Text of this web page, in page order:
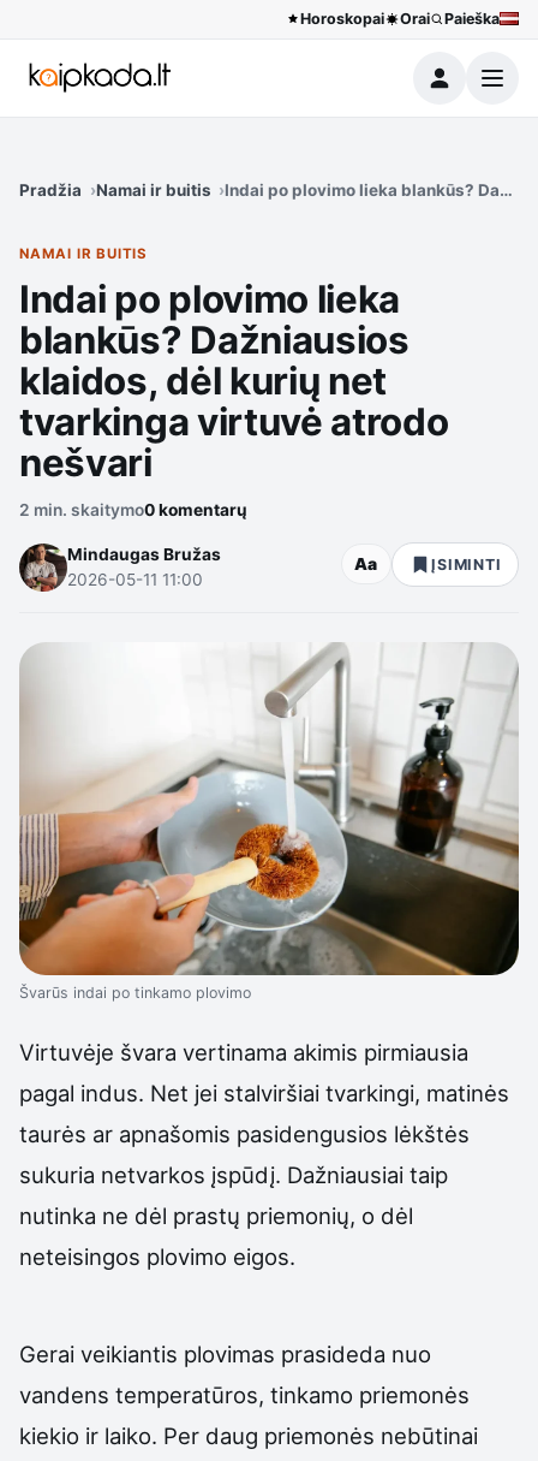
Horoskopai Orai Paieška
Meniu
Pradžia Namai ir buitis Indai po plovimo lieka blankūs?
NAMAI IR BUITIS
Indai po plovimo lieka
blankūs? Dažniausios
klaidos, dėl kurių net
tvarkinga virtuvė atrodo
nešvari
2 min. skaitymo0 komentarų
Mindaugas Bružas
2026-05-11 11:00
Aa ĮSIMINTI
Švarūs indai po tinkamo plovimo
Virtuvėje švara vertinama akimis pirmiausia
pagal indus. Net jei stalviršiai tvarkingi, matinės
taurės ar apnašomis pasidengusios lėkštės
sukuria netvarkos įspūdį. Dažniausiai taip
nutinka ne dėl prastų priemonių, o dėl
neteisingos plovimo eigos.
Gerai veikiantis plovimas prasideda nuo
vandens temperatūros, tinkamo priemonės
kiekio ir laiko. Per daug priemonės nebūtinai